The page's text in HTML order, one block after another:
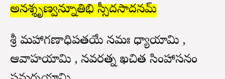
అనశ్శృణ్వన్నూతిభి స్సీదసాదనమ్
శ్రీ మహాగణాధిపతయే నమః ధ్యాయామి ,
ఆవాహయామి , నవరత్న ఖచిత సింహాసనం